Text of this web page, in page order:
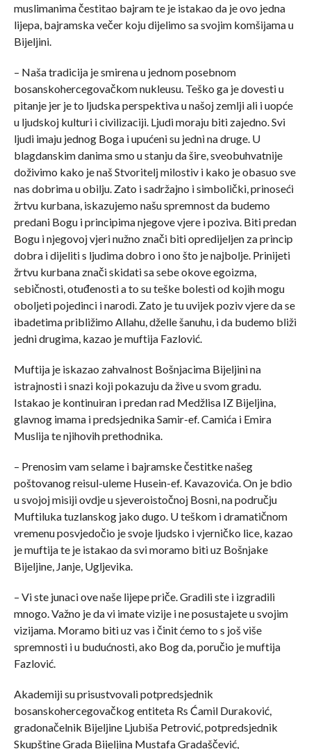
muslimanima čestitao bajram te je istakao da je ovo jedna
lijepa, bajramska večer koju dijelimo sa svojim komšijama u
Bijeljini.
– Naša tradicija je smirena u jednom posebnom
bosanskohercegovačkom nukleusu. Teško ga je dovesti u
pitanje jer je to ljudska perspektiva u našoj zemlji ali i uopće
u ljudskoj kulturi i civilizaciji. Ljudi moraju biti zajedno. Svi
ljudi imaju jednog Boga i upućeni su jedni na druge. U
blagdanskim danima smo u stanju da šire, sveobuhvatnije
doživimo kako je naš Stvoritelj milostiv i kako je obasuo sve
nas dobrima u obilju. Zato i sadržajno i simbolički, prinoseći
žrtvu kurbana, iskazujemo našu spremnost da budemo
predani Bogu i principima njegove vjere i poziva. Biti predan
Bogu i njegovoj vjeri nužno znači biti opredijeljen za princip
dobra i dijeliti s ljudima dobro i ono što je najbolje. Prinijeti
žrtvu kurbana znači skidati sa sebe okove egoizma,
sebičnosti, otuđenosti a to su teške bolesti od kojih mogu
oboljeti pojedinci i narodi. Zato je tu uvijek poziv vjere da se
ibadetima približimo Allahu, dželle šanuhu, i da budemo bliži
jedni drugima, kazao je muftija Fazlović.
Muftija je iskazao zahvalnost Bošnjacima Bijeljini na
istrajnosti i snazi koji pokazuju da žive u svom gradu.
Istakao je kontinuiran i predan rad Medžlisa IZ Bijeljina,
glavnog imama i predsjednika Samir-ef. Camića i Emira
Muslija te njihovih prethodnika.
– Prenosim vam selame i bajramske čestitke našeg
poštovanog reisul-uleme Husein-ef. Kavazovića. On je bdio
u svojoj misiji ovdje u sjeveroistočnoj Bosni, na području
Muftiluka tuzlanskog jako dugo. U teškom i dramatičnom
vremenu posvjedočio je svoje ljudsko i vjerničko lice, kazao
je muftija te je istakao da svi moramo biti uz Bošnjake
Bijeljine, Janje, Ugljevika.
– Vi ste junaci ove naše lijepe priče. Gradili ste i izgradili
mnogo. Važno je da vi imate vizije i ne posustajete u svojim
vizijama. Moramo biti uz vas i činit ćemo to s još više
spremnosti i u budućnosti, ako Bog da, poručio je muftija
Fazlović.
Akademiji su prisustvovali potpredsjednik
bosanskohercegovačkog entiteta Rs Ćamil Duraković,
gradonačelnik Bijeljine Ljubiša Petrović, potpredsjednik
Skupštine Grada Bijeljina Mustafa Gradaščević,